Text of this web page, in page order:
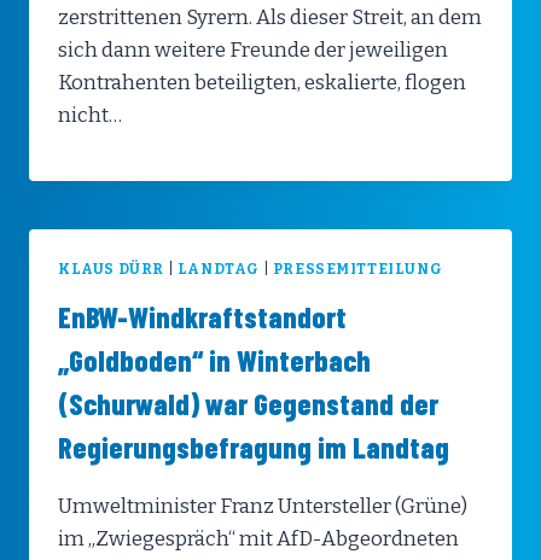
zerstrittenen Syrern. Als dieser Streit, an dem
sich dann weitere Freunde der jeweiligen
Kontrahenten beteiligten, eskalierte, flogen
nicht…
KLAUS DÜRR LANDTAG PRESSEMITTEILUNG
EnBW-Windkraftstandort
„Goldboden“ in Winterbach
(Schurwald) war Gegenstand der
Regierungsbefragung im Landtag
Umweltminister Franz Untersteller (Grüne)
im „Zwiegespräch“ mit AfD-Abgeordneten